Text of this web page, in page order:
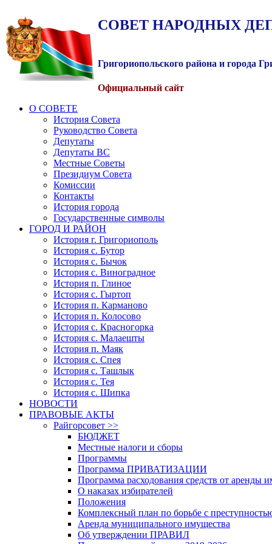
СОВЕТ НАРОДНЫХ
Григориопольского района и города
Официальный сайт
О СОВЕТЕ
История Совета
Руководство Совета
Депутаты
Депутаты ВС
Местные Советы
Президиум Совета
Комиссии
Контакты
История города
Государственные символы
ГОРОД И РАЙОН
История г. Григориополь
История с. Бутор
История с. Бычок
История с. Виноградное
История п. Глиное
История с. Гыртоп
История п. Карманово
История п. Колосово
История с. Красногорка
История с. Малаешты
История п. Маяк
История с. Спея
История с. Ташлык
История с. Тея
История с. Шипка
НОВОСТИ
ПРАВОВЫЕ АКТЫ
Райгорсовет >>
БЮДЖЕТ
Местные налоги и сборы
Программы
Программа ПРИВАТИЗАЦИИ
Программа расходования средств от аренды
О наказах избирателей
Положения
Комплексный план по борьбе с
Аренда муниципального имущества
Об утверждении ПРАВИЛ